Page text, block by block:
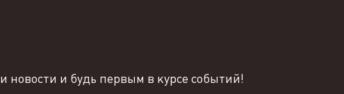
и будь первым в курсе событий!